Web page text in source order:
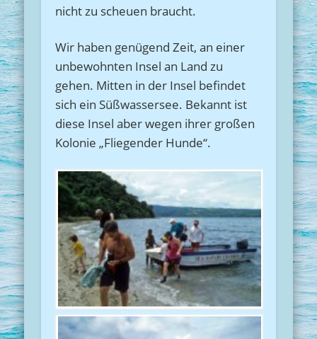
nicht zu scheuen braucht.
Wir haben genügend Zeit, an einer
unbewohnten Insel an Land zu
gehen. Mitten in der Insel befindet
sich ein Süßwassersee. Bekannt ist
diese Insel aber wegen ihrer großen
Kolonie „Fliegender Hunde“.